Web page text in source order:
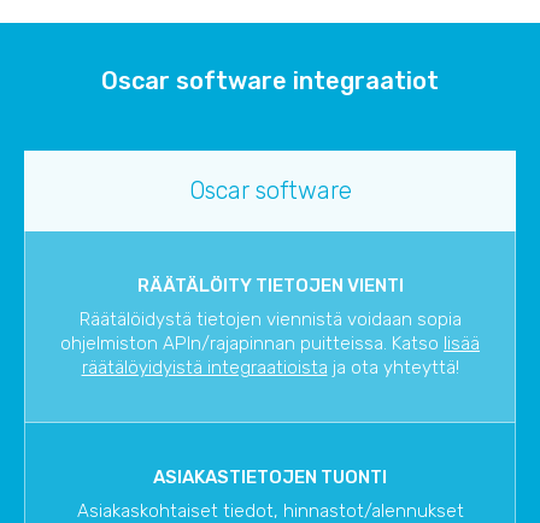
Oscar software integraatiot
Oscar software
RÄÄTÄLÖITY TIETOJEN VIENTI
Räätälöidystä tietojen viennistä voidaan sopia
ohjelmiston APIn/rajapinnan puitteissa. Katso lisää
räätälöyidyistä integraatioista ja ota yhteyttä!
ASIAKASTIETOJEN TUONTI
Asiakaskohtaiset tiedot, hinnastot/alennukset